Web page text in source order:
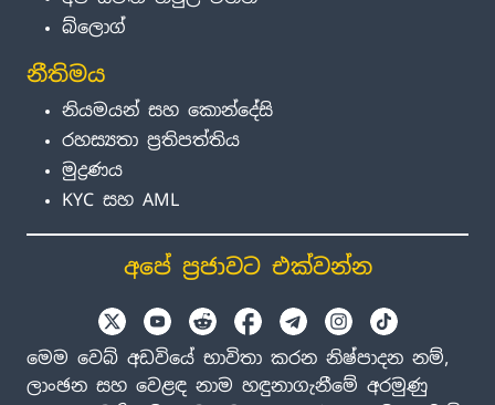
බ්ලොග්
නීතිමය
නියමයන් සහ කොන්දේසි
රහස්‍යතා ප්‍රතිපත්තිය
මුද්‍රණය
KYC සහ AML
අපේ ප්‍රජාවට එක්වන්න
මෙම වෙබ් අඩවියේ භාවිතා කරන නිෂ්පාදන නම්,
ලාංඡන සහ වෙළඳ නාම හඳුනාගැනීමේ අරමුණු